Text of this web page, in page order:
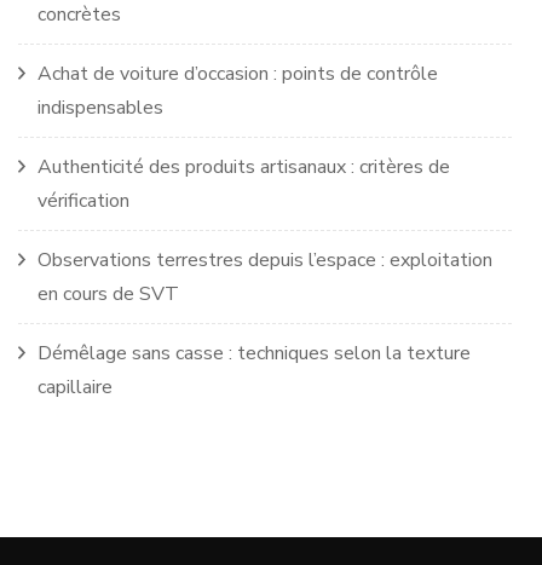
concrètes
Achat de voiture d’occasion : points de contrôle
indispensables
Authenticité des produits artisanaux : critères de
vérification
Observations terrestres depuis l’espace : exploitation
en cours de SVT
Démêlage sans casse : techniques selon la texture
capillaire